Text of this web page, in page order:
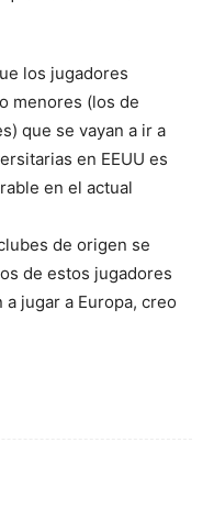
los jugadores
menores (los de
que se vayan a ir a
en EEUU es
en el actual
de origen se
de estos jugadores
jugar a Europa, creo